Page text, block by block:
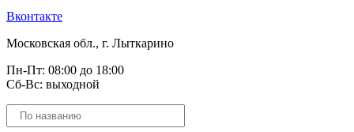
Вконтакте
Московская обл., г. Лыткарино
Пн-Пт: 08:00 до 18:00
Сб-Вс: выходной
Поиск
товаров